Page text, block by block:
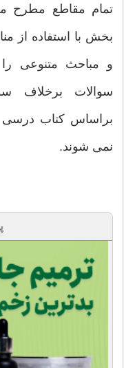
تمام مقاطع مطرح
بخش با استفاده از
و مباحث متنوعی
سوالات برخلاف
براساس کتاب درسی
نمی شوند.